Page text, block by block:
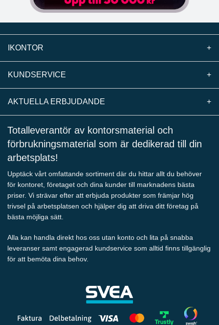
IKONTOR +
KUNDSERVICE +
AKTUELLA ERBJUDANDE +
Totalleverantör av kontorsmaterial och
förbrukningsmaterial som är dedikerad till din
arbetsplats!
Upptäck vårt omfattande sortiment där du hittar allt du behöver
för kontoret, företaget och dina kunder till marknadens bästa
priser. Vi strävar efter att erbjuda produkter som främjar hög
trivsel på arbetsplatsen och hjälper dig att driva ditt företag på
bästa möjliga sätt.
Alla kan handla direkt hos oss utan konto och lita på snabba
leveranser samt engagerad kundservice som alltid finns tillgänglig
för att bemöta dina behov.